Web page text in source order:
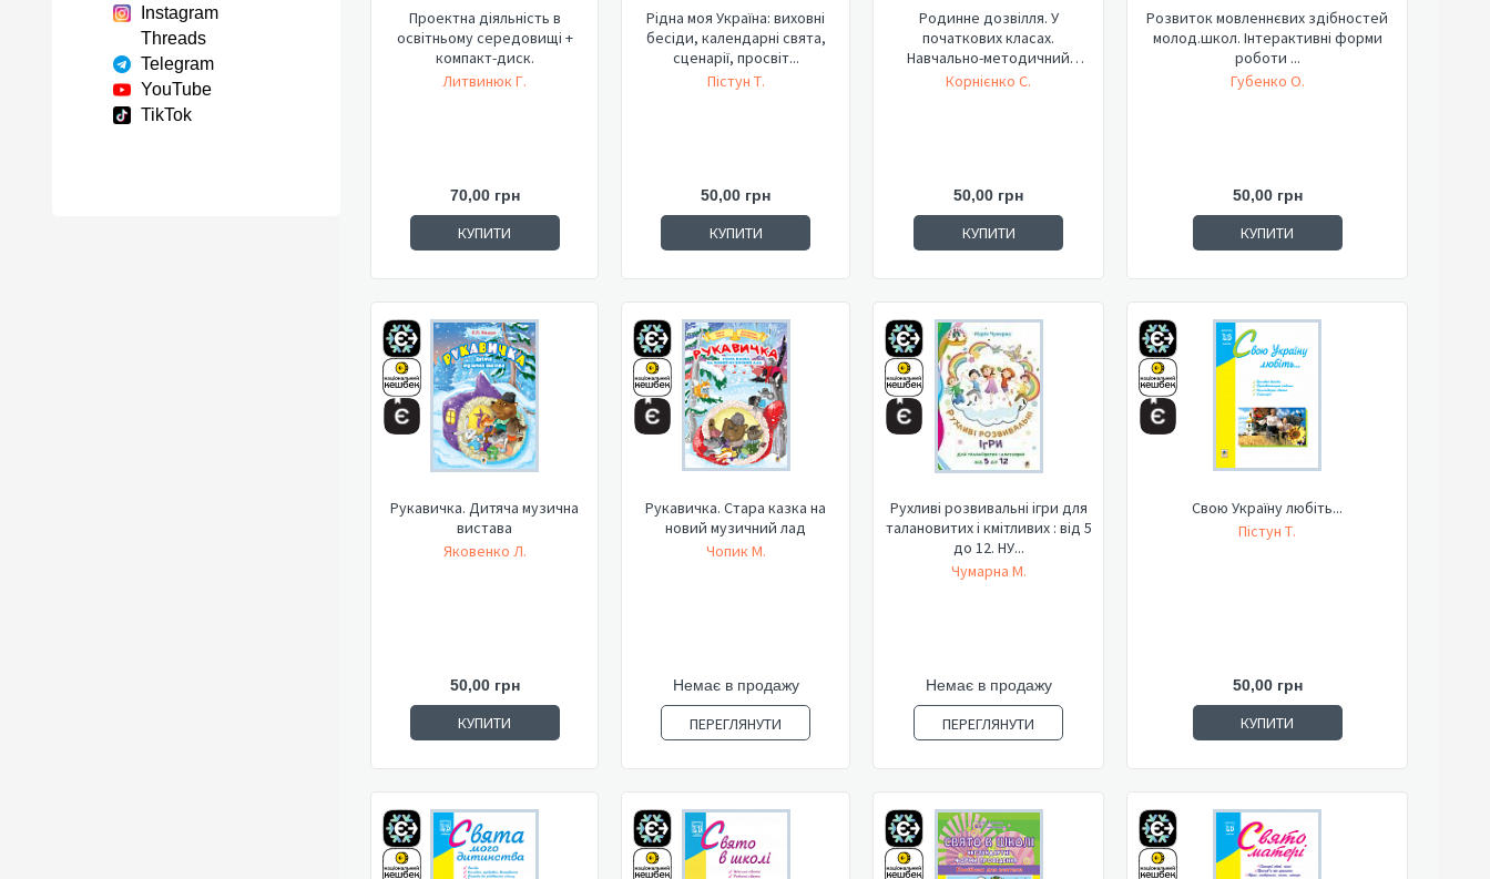
Instagram
Threads
Telegram
YouTube
TikTok
Проектна діяльність в
освітньому середовищі +
компакт-диск.
Литвинюк Г.
70,00 грн
КУПИТИ
Рідна моя Україна: виховні
бесіди, календарні свята,
сценарії, просвіт...
Пістун Т.
50,00 грн
КУПИТИ
Родинне дозвілля. У
початкових класах.
Навчально-методичний
посібник.
Корнієнко С.
50,00 грн
КУПИТИ
Розвиток мовленнєвих здібностей
молод.школ. Інтерактивні форми
роботи ...
Губенко О.
50,00 грн
КУПИТИ
Рукавичка. Дитяча музична
вистава
Яковенко Л.
50,00 грн
КУПИТИ
Рукавичка. Стара казка на
новий музичний лад
Чопик М.
Немає в продажу
ПЕРЕГЛЯНУТИ
Рухливі розвивальні ігри для
талановитих і кмітливих : від 5
до 12. НУ...
Чумарна М.
Немає в продажу
ПЕРЕГЛЯНУТИ
Свою Україну любіть...
Пістун Т.
50,00 грн
КУПИТИ